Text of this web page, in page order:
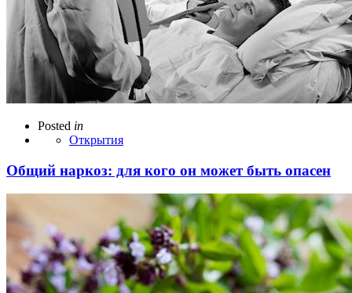
Posted in
Открытия
Общий наркоз: для кого он может быть опасен